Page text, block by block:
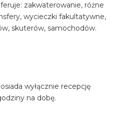
zakwaterowanie, różne
wycieczki fakultatywne,
skuterów, samochodów.
wyłącznie recepcję
na dobę.